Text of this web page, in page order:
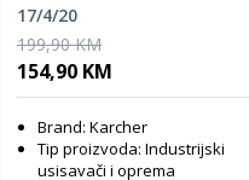
17/4/20
199,90 KM
154,90 KM
Brand: Karcher
Tip proizvoda: Industrijski
usisavači i oprema